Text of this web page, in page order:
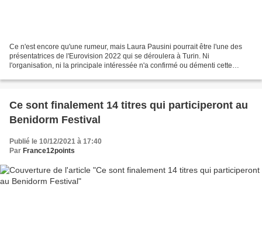
Ce n'est encore qu'une rumeur, mais Laura Pausini pourrait être l'une des
présentatrices de l'Eurovision 2022 qui se déroulera à Turin. Ni
l'organisation, ni la principale intéressée n'a confirmé ou démenti cette
Ce sont finalement 14 titres qui participeront au
Benidorm Festival
Publié le 10/12/2021 à 17:40
Par France12points